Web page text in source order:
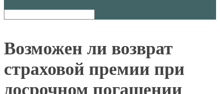
Возможен ли возврат
страховой премии при
досрочном погашении